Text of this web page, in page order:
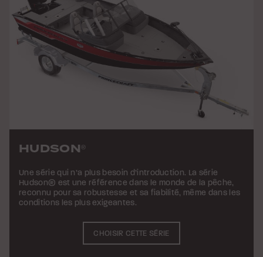
HUDSON ®
Une série qui n’a plus besoin d’introduction. La série
Hudson® est une référence dans le monde de la pêche,
reconnu pour sa robustesse et sa fiabilité, même dans les
conditions les plus exigeantes.
CHOISIR CETTE SÉRIE